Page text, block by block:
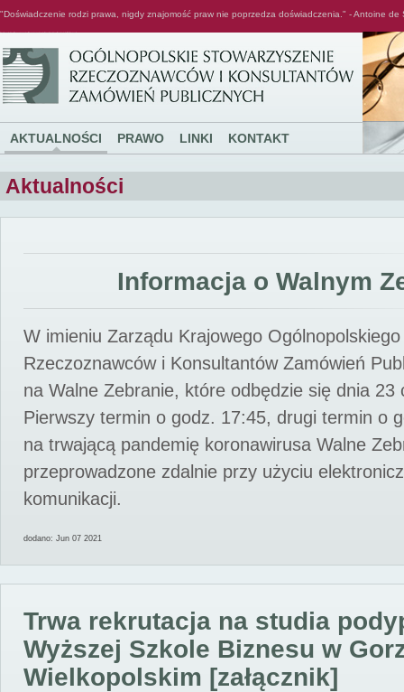
"Doświadczenie rodzi prawa, nigdy znajomość praw nie poprzedza doświadczenia." - Antoine de
AKTUALNOŚCI PRAWO LINKI KONTAKT
Aktualności
Informacja o Walnym
W imieniu Zarządu Krajowego
Rzeczoznawców i Konsultantów Zamówień
na Walne Zebranie, które odbędzie się dnia 23
Pierwszy termin o godz. 17:45, drugi termin o
na trwającą pandemię koronawirusa Walne
przeprowadzone zdalnie przy użyciu
komunikacji.
dodano: Jun 07 2021
Trwa rekrutacja na studia
Wyższej Szkole Biznesu w
Wielkopolskim [załącznik]